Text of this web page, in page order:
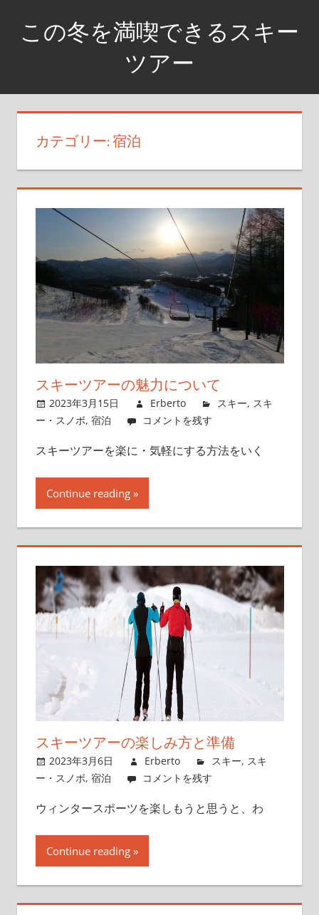
ツ
この冬を満喫できるスキー
ツアー
銀
世
カテゴリー: 宿泊
スキーツアーの魅力について
2023年3月15日 Erberto スキー, スキ
ー・スノボ, 宿泊 コメントを残す
スキーツアーを楽に・気軽にする方法をいく
Continue reading
スキーツアーの楽しみ方と準備
2023年3月6日 Erberto スキー, スキ
ー・スノボ, 宿泊 コメントを残す
ウィンタースポーツを楽しもうと思うと、わ
Continue reading